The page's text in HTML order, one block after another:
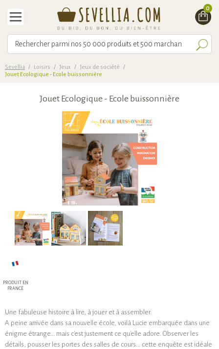
0
Sevellia / Loisirs / Jeux / Jeux de société
/
Jouet Ecologique - Ecole buissonnière
Jouet Ecologique - Ecole buissonnière
PRODUIT EN
FRANCE
Une fabuleuse histoire à lire, à jouer et à assembler.
A peine arrivée dans sa nouvelle école, voilà Lucie embarquée dans une
énigme étrange... mais c'est justement ce qu'elle adore. Observer les
détails, pousser les portes des salles de cours... cette enquête est idéale